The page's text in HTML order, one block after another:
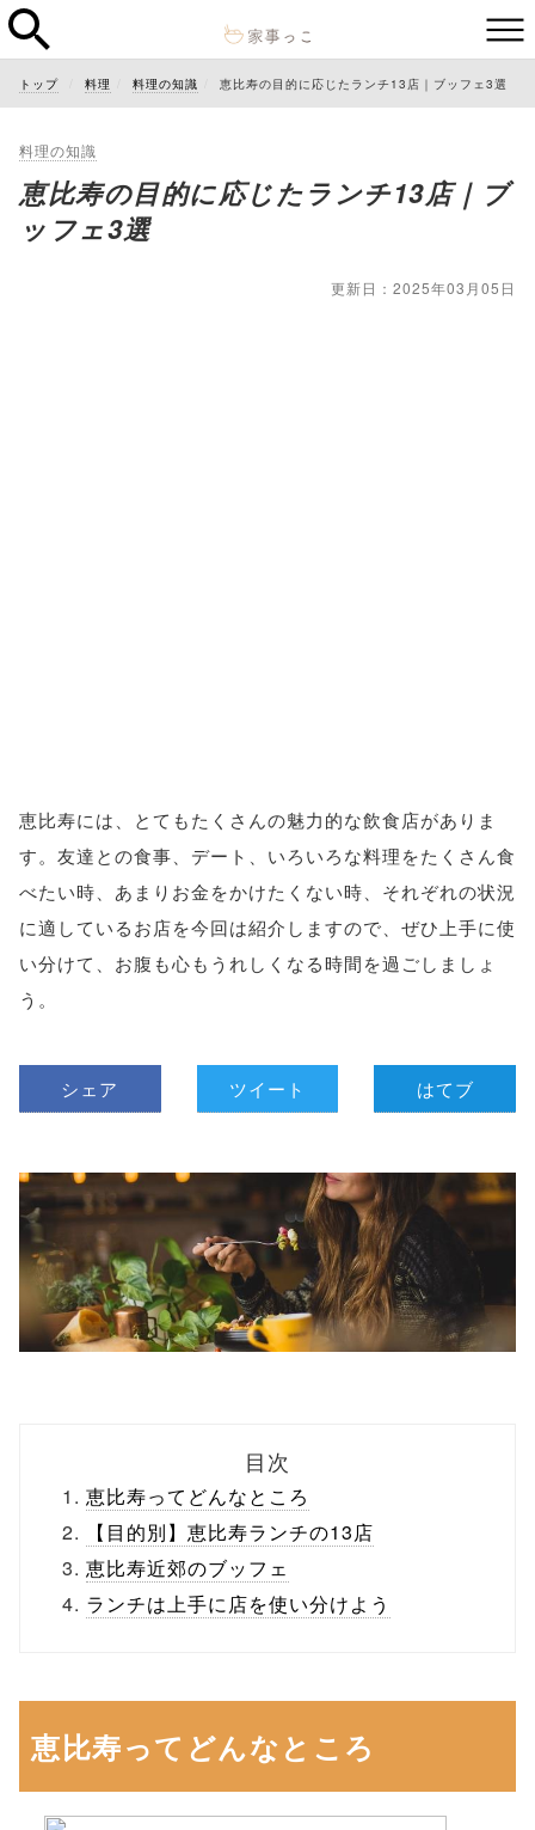
トップ 料理 料理の知識 恵比寿の目的に応じたランチ13店｜ブッフェ3選
料理の知識
恵比寿の目的に応じたランチ13店｜ブ
ッフェ3選
更新日：2025年03月05日
恵比寿には、とてもたくさんの魅力的な飲食店がありま
す。友達との食事、デート、いろいろな料理をたくさん食
べたい時、あまりお金をかけたくない時、それぞれの状況
に適しているお店を今回は紹介しますので、ぜひ上手に使
い分けて、お腹も心もうれしくなる時間を過ごしましょ
う。
シェア ツイート はてブ
目次
恵比寿ってどんなところ
【目的別】恵比寿ランチの13店
恵比寿近郊のブッフェ
ランチは上手に店を使い分けよう
恵比寿ってどんなところ